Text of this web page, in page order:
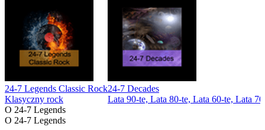
24-7 Legends Classic Rock
Klasyczny rock
24-7 Decades
Lata 90-te, Lata 80-te, Lata 60-te, Lata
O 24-7 Legends
O 24-7 Legends